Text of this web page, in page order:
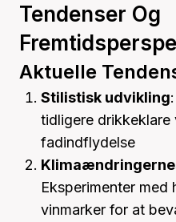
Tendenser Og
Aktuelle
Stilistisk udvikling
tidligere drikkeklare
fadindflydelse
Eksperimenter med
vinmarker for at